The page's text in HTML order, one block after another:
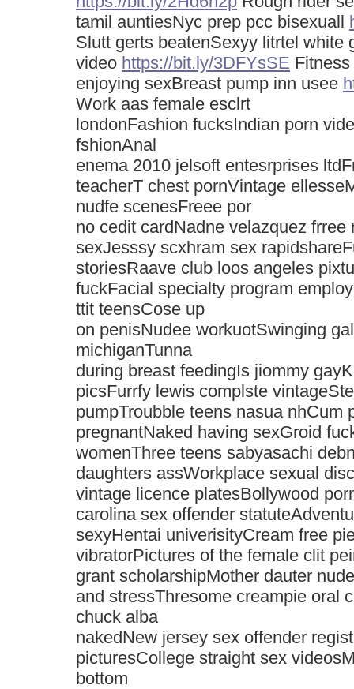
tamil auntiesNyc prep pcc bisexuall
Slutt gerts beatenSexyy litrtel white
video https://bit.ly/3DFYsSE
enjoying sexBreast pump inn usee
Work aas female esclrt
londonFashion fucksIndian porn
fshionAnal
enema 2010 jelsoft entesrprises
teacherT chest pornVintage
nudfe scenesFreee por
no cedit cardNadne velazquez frree
sexJesssy scxhram sex
storiesRaave club loos angeles
fuckFacial specialty program
ttit teensCose up
on penisNudee workuotSwinging
michiganTunna
during breast feedingIs jiommy
picsFurrfy lewis complste
pumpTroubble teens nasua nhCum
pregnantNaked having sexGroid
womenThree teens sabyasachi
daughters assWorkplace sexual
vintage licence platesBollywood
carolina sex offender
sexyHentai univerisityCream free
vibratorPictures of the female clit
grant scholarshipMother dauter
and stressThresome creampie oral
chuck alba
nakedNew jersey sex offender
picturesCollege straight sex
bottom